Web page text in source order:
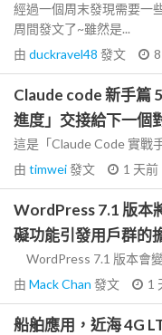
經過一個周末發現需要一
周間發文了~雖然是...
由 duckravel48 發文
Claude code 新手篇
進度」交接給下一個
這是「Claude Code 實戰
由 timwei發文 1 天前
WordPress 7.1 版本
礙功能引發用戶群的
WordPress 7.1 版本會
由 Mack Chan 發文 1
船舶應用，近海 4G